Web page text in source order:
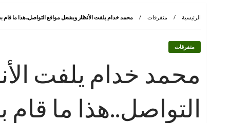
الرئيسية متفرقات محمد خدام يلفت الأنظار ويشعل مواقع التواصل..هذا ما قام
متفرقات
محمد خدام يلفت
التواصل..هذا ما قام